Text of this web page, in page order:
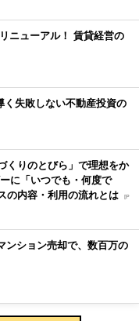
ニューアル！ 賃貸経営の
く失敗しない不動産投資の
くりのとびら」で理想をか
に「いつでも・何度で
の内容・利用の流れとは [P
ンション売却で、数百万の